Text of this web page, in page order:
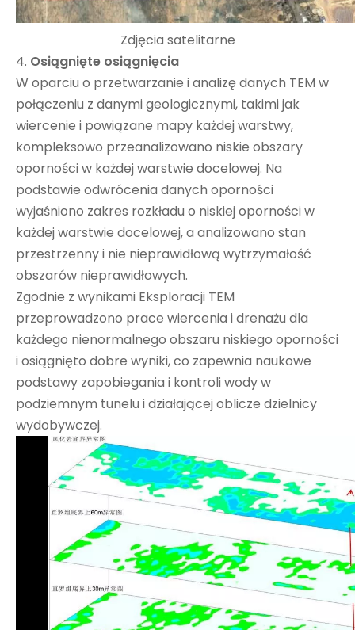
Zdjęcia satelitarne
4. Osiągnięte osiągnięcia
W oparciu o przetwarzanie i analizę danych TEM w
połączeniu z danymi geologicznymi, takimi jak
wiercenie i powiązane mapy każdej warstwy,
kompleksowo przeanalizowano niskie obszary
oporności w każdej warstwie docelowej. Na
podstawie odwrócenia danych oporności
wyjaśniono zakres rozkładu o niskiej oporności w
każdej warstwie docelowej, a analizowano stan
przestrzenny i nie nieprawidłową wytrzymałość
obszarów nieprawidłowych.
Zgodnie z wynikami Eksploracji TEM
przeprowadzono prace wiercenia i drenażu dla
każdego nienormalnego obszaru niskiego oporności
i osiągnięto dobre wyniki, co zapewnia naukowe
podstawy zapobiegania i kontroli wody w
podziemnym tunelu i działającej oblicze dzielnicy
wydobywczej.